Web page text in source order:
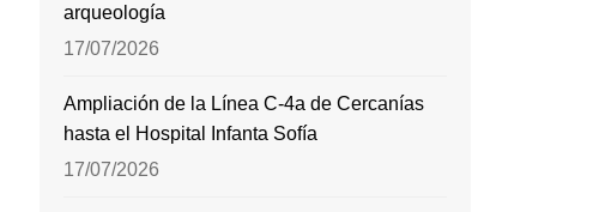
arqueología
17/07/2026
Ampliación de la Línea C-4a de Cercanías
hasta el Hospital Infanta Sofía
17/07/2026